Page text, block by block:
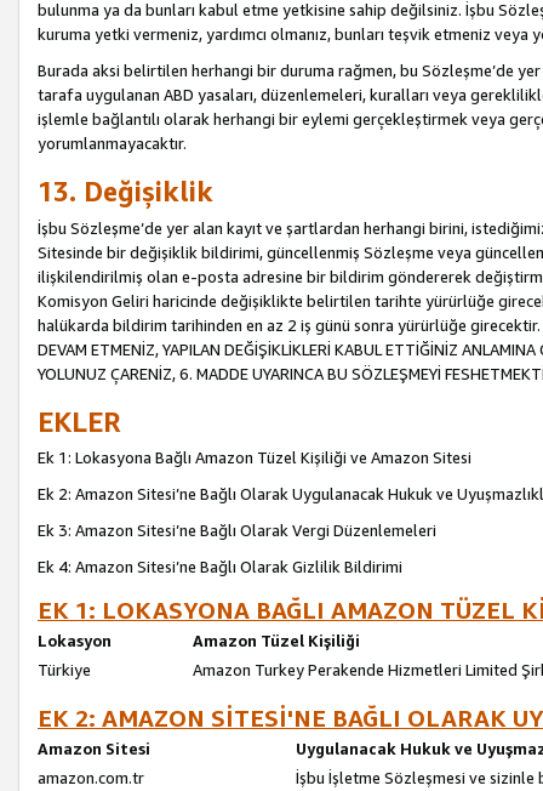
bulunma ya da bunları kabul etme yetkisine sahip değilsiniz. İşbu
kuruma yetki vermeniz, yardımcı olmanız, bunları teşvik etmeniz
Burada aksi belirtilen herhangi bir duruma rağmen, bu Sözleşme’de
tarafa uygulanan ABD yasaları, düzenlemeleri, kuralları veya
işlemle bağlantılı olarak herhangi bir eylemi gerçekleştirmek veya
yorumlanmayacaktır.
13. Değişiklik
İşbu Sözleşme’de yer alan kayıt ve şartlardan herhangi birini,
Sitesinde bir değişiklik bildirimi, güncellenmiş Sözleşme veya
ilişkilendirilmiş olan e-posta adresine bir bildirim göndererek
Komisyon Geliri haricinde değişiklikte belirtilen tarihte yürürlüğe
halükarda bildirim tarihinden en az 2 iş günü sonra yürürlüğe girecektir.
DEVAM ETMENİZ, YAPILAN DEĞİŞİKLİKLERİ KABUL ETTİĞİNİZ
YOLUNUZ ÇARENİZ, 6. MADDE UYARINCA BU SÖZLEŞMEYİ
EKLER
Ek 1: Lokasyona Bağlı Amazon Tüzel Kişiliği ve Amazon Sitesi
Ek 2: Amazon Sitesi’ne Bağlı Olarak Uygulanacak Hukuk ve
Ek 3: Amazon Sitesi’ne Bağlı Olarak Vergi Düzenlemeleri
Ek 4: Amazon Sitesi’ne Bağlı Olarak Gizlilik Bildirimi
EK 1: LOKASYONA BAĞLI AMAZON TÜZEL
Lokasyon
Amazon Tüzel Kişiliği
Türkiye
Amazon Turkey Perakende Hizmetleri Limited
EK 2: AMAZON SİTESİ'NE BAĞLI OLARAK
Amazon Sitesi
Uygulanacak Hukuk ve
amazon.com.tr
İşbu İşletme Sözleşmesi ve sizinle